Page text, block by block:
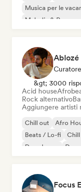
Musica per le
Melodic &
Ablozé
&gt; 3000
Acid house
Rock alternativo
Aggiungere artisti
Chill out Afro
Beats / Lo-fi
Deep house
Focus